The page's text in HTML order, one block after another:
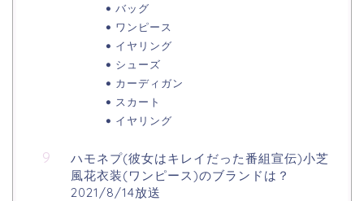
バッグ
ワンピース
イヤリング
シューズ
カーディガン
スカート
イヤリング
ハモネプ(彼女はキレイだった番組宣伝)小芝
風花衣装(ワンピース)のブランドは？
2021/8/14放送